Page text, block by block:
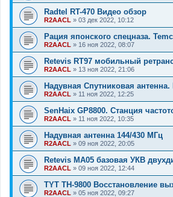
Radtel RT-470 Видео обзор
R2AACL » 03 дек 2022, 10:12
Рация японского спецназа.
R2AACL » 16 ноя 2022, 08:07
Retevis RT97 мобильный
R2AACL » 13 ноя 2022, 21:06
Надувная Спутниковая
R2AACL » 11 ноя 2022, 12:25
SenHaix GP8800. Станция
R2AACL » 11 ноя 2022, 10:35
Надувная антенна 144/430 МГц
R2AACL » 09 ноя 2022, 20:05
Retevis MA05 базовая УКВ
R2AACL » 09 ноя 2022, 12:44
TYT TH-9800 Восстановление
R2AACL » 05 ноя 2022, 09:27